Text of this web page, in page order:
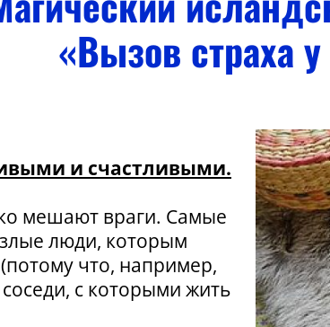
«Вызов страха у
и счастливыми.
мешают враги. Самые
люди, которым
что, например,
с которыми жить